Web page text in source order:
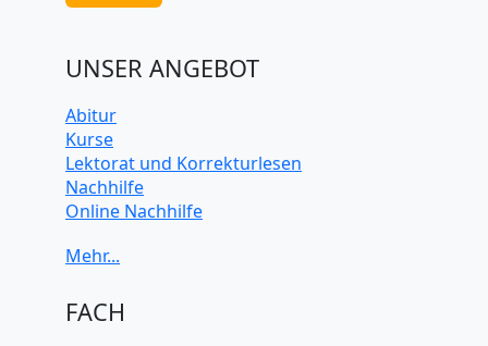
UNSER ANGEBOT
Abitur
Kurse
Lektorat und Korrekturlesen
Nachhilfe
Online Nachhilfe
FACH